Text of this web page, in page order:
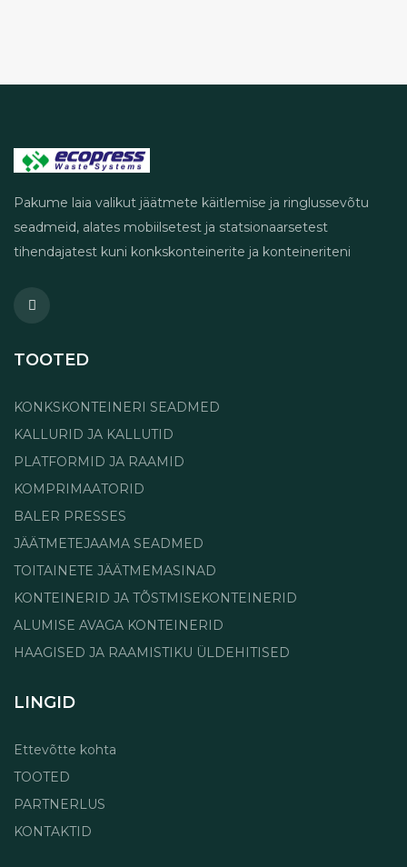
Pakume laia valikut jäätmete käitlemise ja ringlussevõtu
seadmeid, alates mobiilsetest ja statsionaarsetest
tihendajatest kuni konkskonteinerite ja konteineriteni
TOOTED
KONKSKONTEINERI SEADMED
KALLURID JA KALLUTID
PLATFORMID JA RAAMID
KOMPRIMAATORID
BALER PRESSES
JÄÄTMETEJAAMA SEADMED
TOITAINETE JÄÄTMEMASINAD
KONTEINERID JA TÕSTMISEKONTEINERID
ALUMISE AVAGA KONTEINERID
HAAGISED JA RAAMISTIKU ÜLDEHITISED
LINGID
Ettevõtte kohta
TOOTED
PARTNERLUS
KONTAKTID